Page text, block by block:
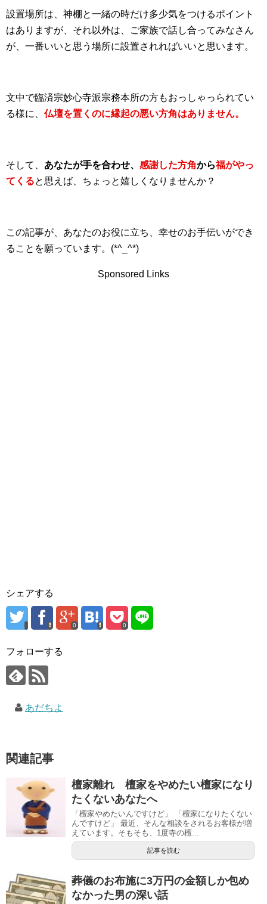
設置場所は、神棚と一緒の時だけ多少気をつけるポイント
はありますが、それ以外は、ご家族で話し合ってみなさん
が、一番いいと思う場所に設置されればいいと思います。
文中で臨済宗妙心寺派宗務本所の方もおっしゃっられてい
る様に、 仏壇を置くのに縁起の悪い方角はありません。
そして、 あなたが手を合わせ、 感謝した方角から福がやっ
てくると思えば、ちょっと嬉しくなりませんか？
この記事が、あなたのお役に立ち、幸せのお手伝いができ
ることを願っています。(*^_^*)
Sponsored Links
シェアする
0 0
フォローする
あだちよ
関連記事
檀家離れ 檀家をやめたい檀家になり
たくないあなたへ
「檀家やめたいんですけど」 「檀家になりたくない
んですけど」 最近、そんな相談をされるお客様が増
えています。そもそも、1度寺の檀...
記事を読む
葬儀のお布施に3万円の金額しか包め
なかった男の深い話